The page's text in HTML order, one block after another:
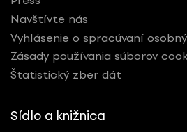
Navštívte nás
Vyhlásenie o spracúvaní
Zásady používania súborov
Štatistický zber dát
Sídlo a knižnica